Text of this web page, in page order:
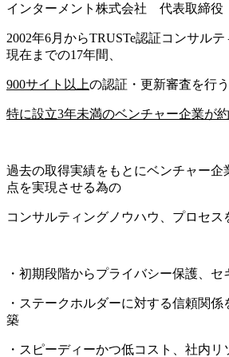
インターメント株式会社 代表取
2002年6月からTRUSTe認証コンサル
現在までの17年間、
900サイト以上の認証・更新審査を行う
特に設立3年未満のベンチャー企業が
過去の取得実績をもとにベンチャー企
点を実現させる為の
コンサルティングノウハウ、プロセス
・初期段階からプライバシー保護、
・ステークホルダーに対する信頼関
築
・スピーディーかつ低コスト、社内